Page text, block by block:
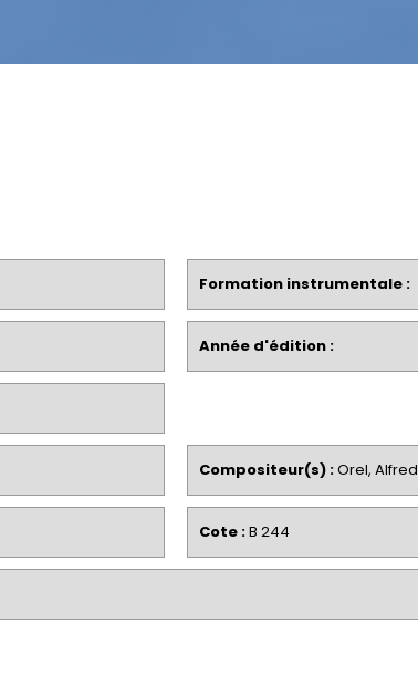
Formation instrumentale :
Année d'édition :
Compositeur(s) :Orel, Alfred
Cote :B 244